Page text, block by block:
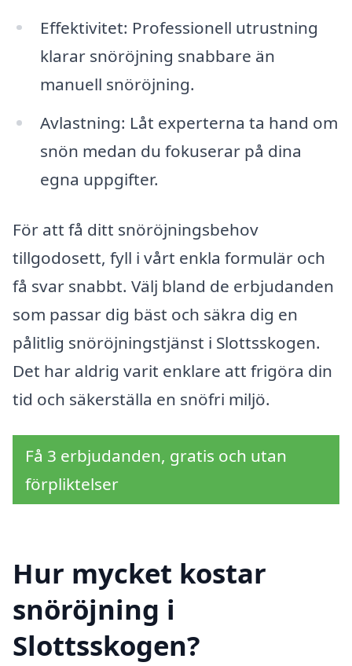
Effektivitet: Professionell utrustning
klarar snöröjning snabbare än
manuell snöröjning.
Avlastning: Låt experterna ta hand om
snön medan du fokuserar på dina
egna uppgifter.
För att få ditt snöröjningsbehov
tillgodosett, fyll i vårt enkla formulär och
få svar snabbt. Välj bland de erbjudanden
som passar dig bäst och säkra dig en
pålitlig snöröjningstjänst i Slottsskogen.
Det har aldrig varit enklare att frigöra din
tid och säkerställa en snöfri miljö.
Få 3 erbjudanden, gratis och utan
förpliktelser
Hur mycket kostar
snöröjning i
Slottsskogen?